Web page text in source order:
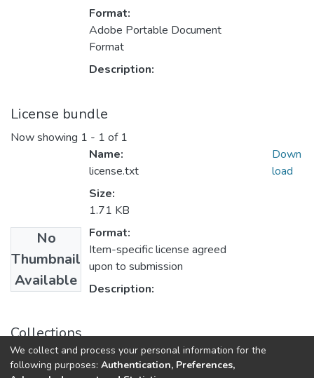
Format:
Adobe Portable Document
Format
Description:
License bundle
Now showing 1 - 1 of 1
No
Thumbnail
Available
Name:
license.txt
Size:
1.71 KB
Format:
Item-specific license agreed
upon to submission
Description:
Down
load
Collections
Статті та доповіді ЕПФ
We collect and process your personal information for the
following purposes: Authentication, Preferences,